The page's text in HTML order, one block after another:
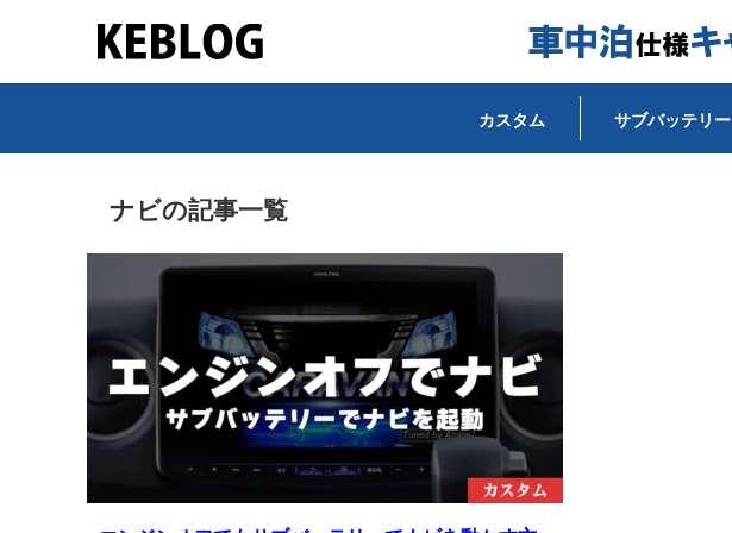
カスタム サブバッテリー
ナビの記事一覧